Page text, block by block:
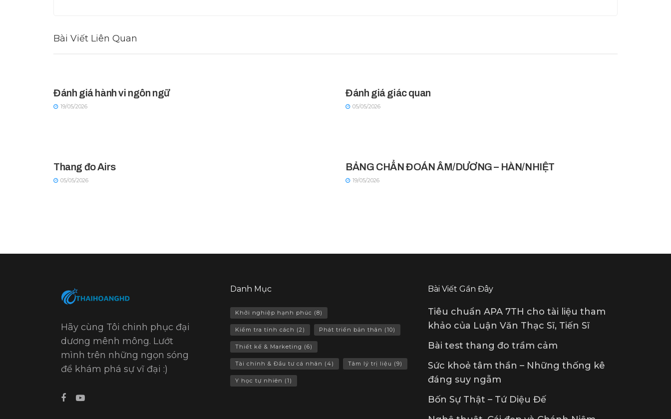
Bài Viết Liên Quan
Đánh giá hành vi ngôn ngữ
19/05/2026
Đánh giá giác quan
05/05/2026
Thang đo Airs
05/05/2026
BẢNG CHẨN ĐOÁN ÂM/DƯƠNG – HÀN/NHIỆT
19/05/2026
Hãy cùng Tôi chinh phục đại
dương mênh mông. Lướt
mình trên những ngọn sóng
để khám phá sự vĩ đại :)
Danh Mục
Khởi nghiệp hạnh phúc (8)
Kiểm tra tính cách (2) Phát triển bản thân (10)
Thiết kế & Marketing (6)
Tài chính & Đầu tư cá nhân (4) Tâm lý trị liệu (9)
Y học tự nhiên (1)
Bài Viết Gần Đây
Tiêu chuẩn APA 7TH cho tài liệu tham
khảo của Luận Văn Thạc Sĩ, Tiến Sĩ
Bài test thang đo trầm cảm
Sức khoẻ tâm thần – Những thống kê
đáng suy ngẫm
Bốn Sự Thật – Tứ Diệu Đế